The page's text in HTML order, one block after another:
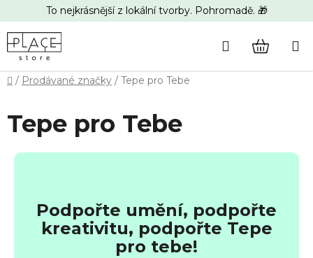
na
obsah
To nejkrásnější z lokální tvorby. Pohromadě. 🎁
Hledat
Domů
/ Prodávané značky / Tepe pro Tebe
Tepe pro Tebe
Podpořte umění, podpořte
kreativitu, podpořte Tepe
pro tebe!